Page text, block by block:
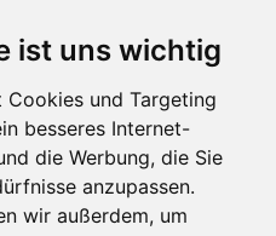
ist uns wichtig
Cookies und Targeting
besseres Internet-
die Werbung, die Sie
anzupassen.
wir außerdem, um
KONTAKT
NACHRICHTEN AUF ENGLISCH